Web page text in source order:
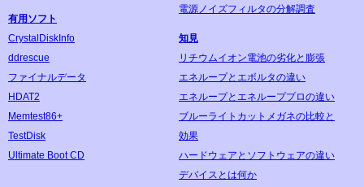
有用ソフト
CrystalDiskInfo
ddrescue
ファイナルデータ
HDAT2
Memtest86+
TestDisk
Ultimate Boot CD
電源ノイズフィルタの分解調査
知見
リチウムイオン電池の劣化と膨張
エネループとエボルタの違い
エネループとエネループプロの違い
ブルーライトカットメガネの比較と
効果
ハードウェアとソフトウェアの違い
デバイスとは何か